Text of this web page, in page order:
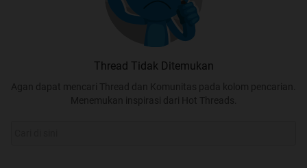
Thread Tidak Ditemukan
Agan dapat mencari Thread dan Komunitas pada kolom pencarian.
Menemukan inspirasi dari Hot Threads.